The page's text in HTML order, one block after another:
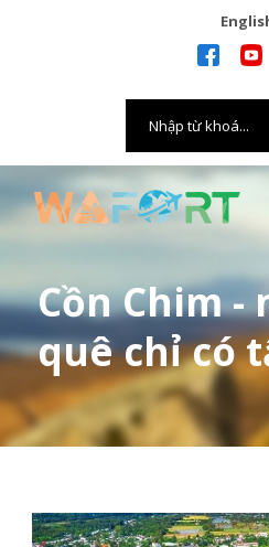
Cồn Chim -
quê chỉ có